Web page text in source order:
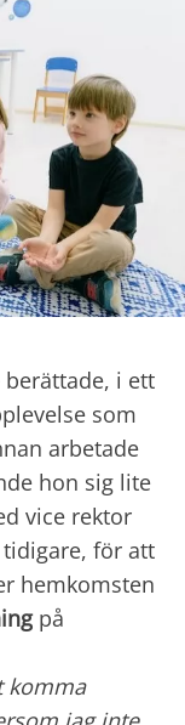
berättade, i ett
som
arbetade
hon sig lite
vice rektor
för att
hemkomsten
på
komma